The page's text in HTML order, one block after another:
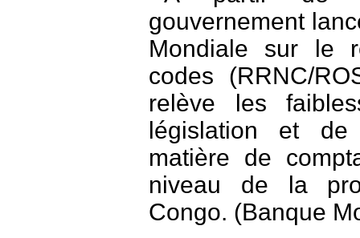
gouvernement
Mondiale sur le
codes (RRNC/
relève les
législation et de
matière de
niveau de la
Congo. (Banque